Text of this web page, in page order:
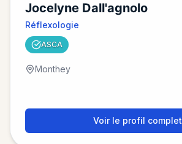
Jocelyne Dall'agnolo
Réflexologie
ASCA
Monthey
Voir le profil complet